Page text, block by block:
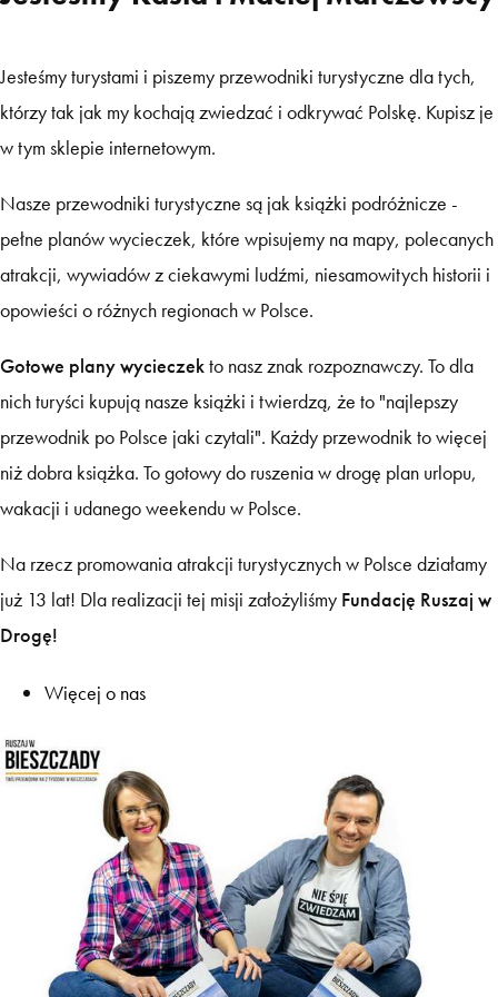
Jesteśmy turystami i piszemy przewodniki turystyczne dla tych,
którzy tak jak my kochają zwiedzać i odkrywać Polskę. Kupisz je
w tym sklepie internetowym.
Nasze przewodniki turystyczne są jak książki podróżnicze -
pełne planów wycieczek, które wpisujemy na mapy, polecanych
atrakcji, wywiadów z ciekawymi ludźmi, niesamowitych historii i
opowieści o różnych regionach w Polsce.
Gotowe plany wycieczekto nasz znak rozpoznawczy. To dla
nich turyści kupują nasze książki i twierdzą, że to "najlepszy
przewodnik po Polsce jaki czytali". Każdy przewodnik to więcej
niż dobra książka. To gotowy do ruszenia w drogę plan urlopu,
wakacji i udanego weekendu w Polsce.
Na rzecz promowania atrakcji turystycznych w Polsce działamy
już 13 lat! Dla realizacji tej misji założyliśmy Fundację Ruszaj w
Drogę!
Więcej o nas